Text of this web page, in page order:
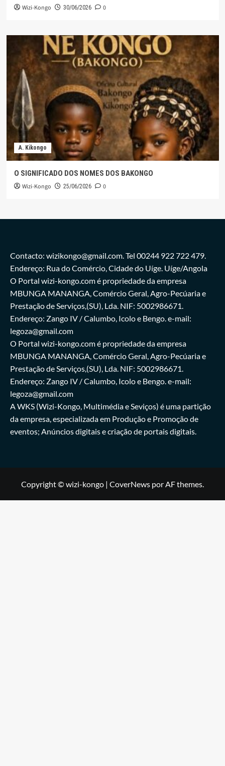
Wizi-Kongo 30/06/2026 0
A. Kikongo
O SIGNIFICADO DOS NOMES DOS BAKONGO
Wizi-Kongo 25/06/2026 0
Contacto: wizikongo@gmail.com. Tel 00244 922 722 479.
Endereço: Rua do Comércio, Cidade do Uíge. Uíge/Angola
O Portal wizi-kongo.com é propriedade da empresa
MBUNGA MANANGA, Comércio Geral, Agro-Pecúaria e
Prestação de Serviços,(SU), Lda. NIF: 5002986671.
Endereço: Zango IV / Calumbo, Icolo e Bengo. e-mail:
legoza@gmail.com
O Portal wizi-kongo.com é propriedade da empresa
MBUNGA MANANGA, Comércio Geral, Agro-Pecúaria e
Prestação de Serviços,(SU), Lda. NIF: 5002986671.
Endereço: Zango IV / Calumbo, Icolo e Bengo. e-mail:
legoza@gmail.com
A WKS (Wizi-Kongo, Multimédia e Seviços) é uma partição
da empresa, especializada em Produção e Promoção de
eventos; Anúncios digitais e criação de portais digitais.
Copyright © wizi-kongo | CoverNews por AF themes.